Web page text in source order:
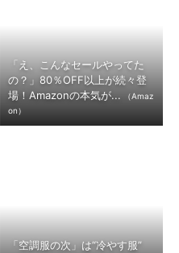
「え、こんなセールやってた
の？」80％OFF以上が続々登
場！Amazonの本気が...
（Amaz
on）
「空調服の次」は“冷やす服”